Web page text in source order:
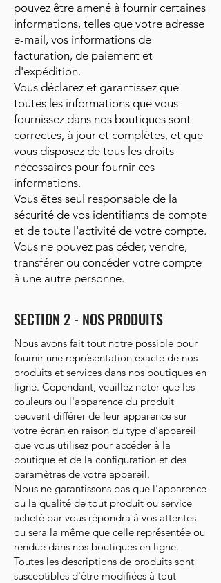
pouvez être amené à fournir certaines
informations, telles que votre adresse
e-mail, vos informations de
facturation, de paiement et
d'expédition.
Vous déclarez et garantissez que
toutes les informations que vous
fournissez dans nos boutiques sont
correctes, à jour et complètes, et que
vous disposez de tous les droits
nécessaires pour fournir ces
informations.
Vous êtes seul responsable de la
sécurité de vos identifiants de compte
et de toute l'activité de votre compte.
Vous ne pouvez pas céder, vendre,
transférer ou concéder votre compte
à une autre personne.
SECTION 2 - NOS PRODUITS
Nous avons fait tout notre possible pour
fournir une représentation exacte de nos
produits et services dans nos boutiques en
ligne. Cependant, veuillez noter que les
couleurs ou l'apparence du produit
peuvent différer de leur apparence sur
votre écran en raison du type d'appareil
que vous utilisez pour accéder à la
boutique et de la configuration et des
paramètres de votre appareil.
Nous ne garantissons pas que l'apparence
ou la qualité de tout produit ou service
acheté par vous répondra à vos attentes
ou sera la même que celle représentée ou
rendue dans nos boutiques en ligne.
Toutes les descriptions de produits sont
susceptibles d'être modifiées à tout